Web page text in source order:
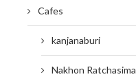
Cafes
kanjanaburi
Nakhon Ratchasima